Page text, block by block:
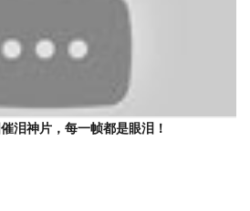
泪神片，每一帧都是眼泪！